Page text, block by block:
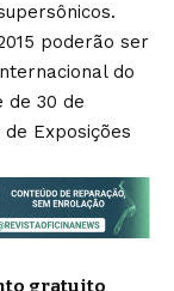
poderão ser
do
de 30 de
Exposições
gratuito